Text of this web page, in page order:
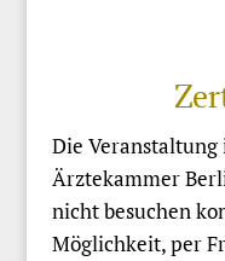
Die
Ärztekammer
nicht besuchen
Möglichkeit, per